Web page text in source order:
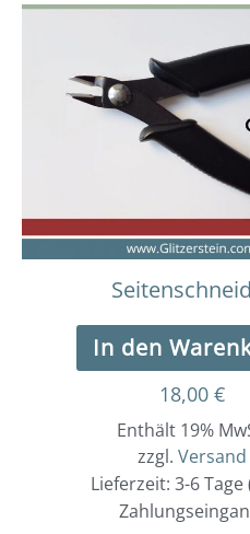
In den
18,00 €
Enthält 19%
zzgl. Versand
Lieferzeit: 3-6 Tage